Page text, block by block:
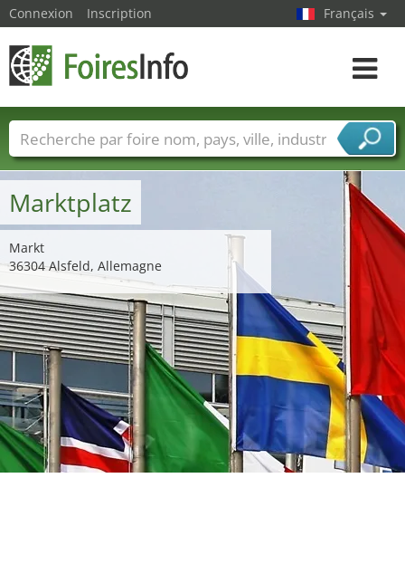
Marktplatz
Markt
36304 Alsfeld, Allemagne
Connexion Inscription Français
Toggle
Foire noms Pays Villes
Secteurs de foire
Secteurs du fournisseur de services